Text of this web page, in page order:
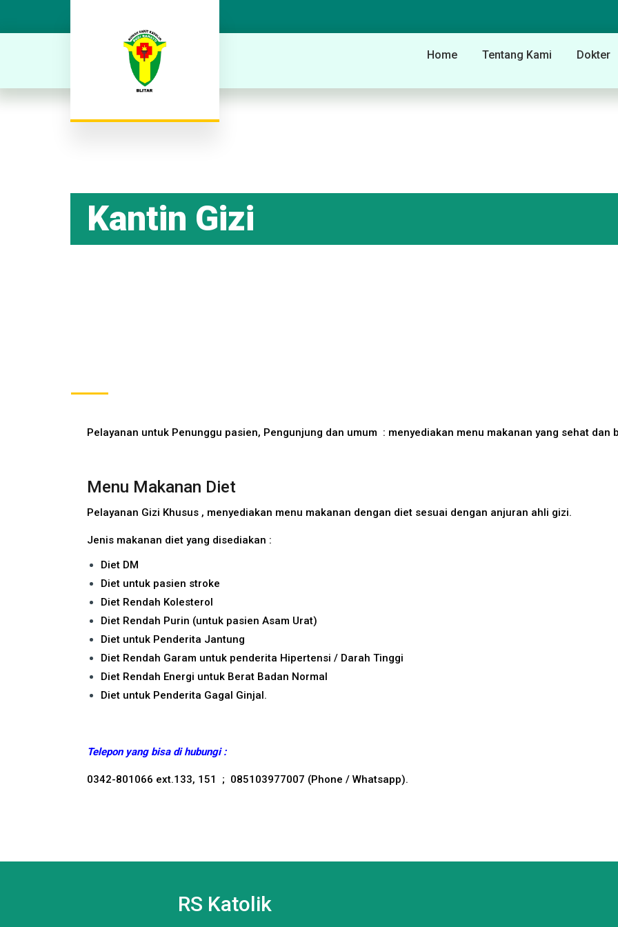
Home Tentang Kami Dokter
Kantin Gizi
Pelayanan untuk Penunggu pasien, Pengunjung dan umum : menyediakan menu makanan yang sehat dan
Menu Makanan Diet
Pelayanan Gizi Khusus , menyediakan menu makanan dengan diet sesuai dengan anjuran ahli gizi.
Jenis makanan diet yang disediakan :
Diet DM
Diet untuk pasien stroke
Diet Rendah Kolesterol
Diet Rendah Purin (untuk pasien Asam Urat)
Diet untuk Penderita Jantung
Diet Rendah Garam untuk penderita Hipertensi / Darah Tinggi
Diet Rendah Energi untuk Berat Badan Normal
Diet untuk Penderita Gagal Ginjal.
Telepon yang bisa di hubungi :
0342-801066 ext.133, 151 ; 085103977007 (Phone / Whatsapp).
RS Katolik